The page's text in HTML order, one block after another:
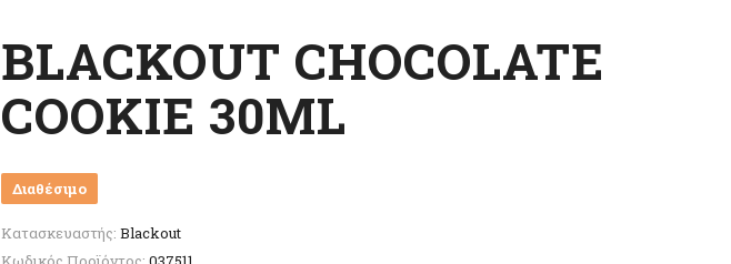
BLACKOUT CHOCOLATE
COOKIE 30ML
Διαθέσιμο
Κατασκευαστής: Blackout